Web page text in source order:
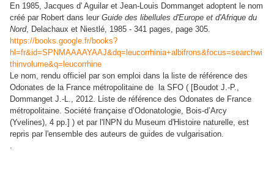
En 1985, Jacques d' Aguilar et Jean-Louis Dommanget adoptent le nom
créé par Robert dans leur Guide des libellules d'Europe et d'Afrique du
Nord, Delachaux et Niestlé, 1985 - 341 pages, page 305.
https://books.google.fr/books?
hl=fr&id=SPNMAAAAYAAJ&dq=leucorrhinia+albifrons&focus=searchwi
thinvolume&q=leucorrhine
Le nom, rendu officiel par son emploi dans la liste de référence des
Odonates de la France métropolitaine de la SFO ( [Boudot J.-P.,
Dommanget J.-L., 2012. Liste de référence des Odonates de France
métropolitaine. Société française d’Odonatologie, Bois-d’Arcy
(Yvelines), 4 pp.] ) et par l'INPN du Museum d'Histoire naturelle, est
repris par l'ensemble des auteurs de guides de vulgarisation.